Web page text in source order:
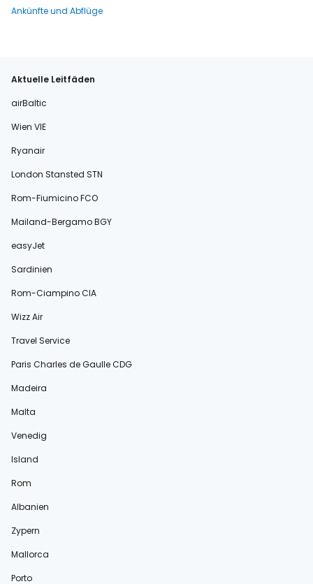
Ankünfte und Abflüge
Aktuelle Leitfäden
airBaltic
Wien VIE
Ryanair
London Stansted STN
Rom-Fiumicino FCO
Mailand-Bergamo BGY
easyJet
Sardinien
Rom-Ciampino CIA
Wizz Air
Travel Service
Paris Charles de Gaulle CDG
Madeira
Malta
Venedig
Island
Rom
Albanien
Zypern
Mallorca
Porto